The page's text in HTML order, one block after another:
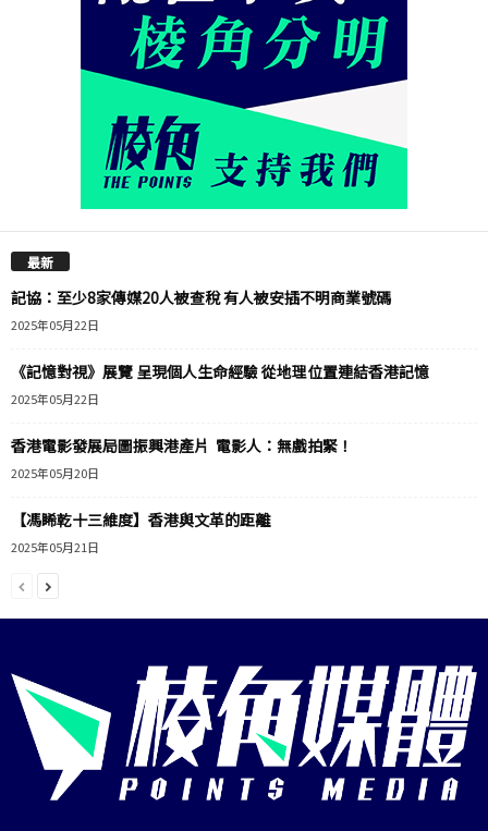
最新
記協：至少8家傳媒20人被查稅 有人被安插不明商業號碼
2025年05月22日
《記憶對視》展覽 呈現個人生命經驗 從地理位置連結香港記憶
2025年05月22日
香港電影發展局圖振興港產片 電影人：無戲拍緊！
2025年05月20日
【馮睎乾十三維度】香港與文革的距離
2025年05月21日